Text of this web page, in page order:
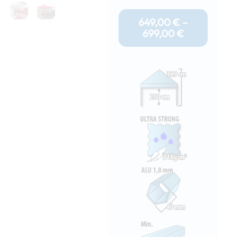
649,00 € –
699,00 €
649,00 €
-
699,00 €